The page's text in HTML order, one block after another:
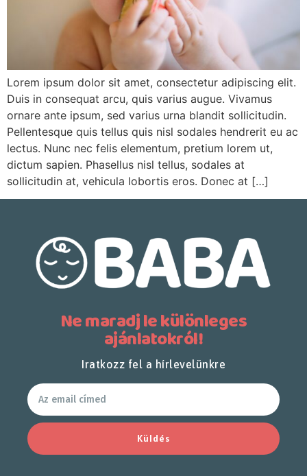
Lorem ipsum dolor sit amet, consectetur adipiscing elit.
Duis in consequat arcu, quis varius augue. Vivamus
ornare ante ipsum, sed varius urna blandit sollicitudin.
Pellentesque quis tellus quis nisl sodales hendrerit eu ac
lectus. Nunc nec felis elementum, pretium lorem ut,
dictum sapien. Phasellus nisl tellus, sodales at
sollicitudin at, vehicula lobortis eros. Donec at […]
Ne maradj le különleges
ajánlatokról!
Iratkozz fel a hírlevelünkre
Küldés